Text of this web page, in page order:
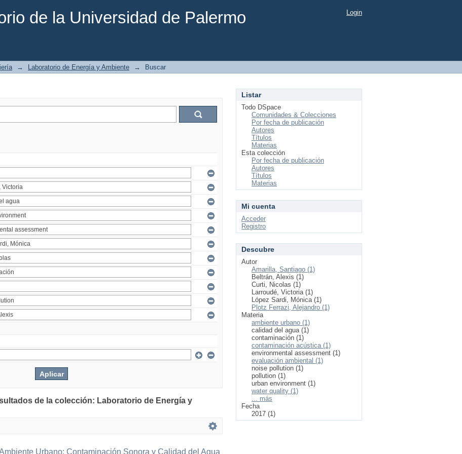
de la Universidad de Palermo Login
→ Laboratorio de Energía y Ambiente → Buscar
de la colección: Laboratorio de Energía y
Urbano: Contaminación Sonora y Calidad del Agua
Listar
Todo DSpace
Comunidades & Colecciones
Por fecha de publicación
Autores
Títulos
Materias
Esta colección
Por fecha de publicación
Autores
Títulos
Materias
Mi cuenta
Acceder
Registro
Descubre
Autor
Amarilla, Santiago (1)
Beltrán, Alexis (1)
Curti, Nicolas (1)
Larroudé, Victoria (1)
López Sardi, Mónica (1)
Plotz Ferrazi, Alejandro (1)
Materia
ambiente urbano (1)
calidad del agua (1)
contaminación (1)
contaminación acústica (1)
environmental assessment (1)
evaluación ambiental (1)
noise pollution (1)
pollution (1)
urban environment (1)
water quality (1)
... más
Fecha
2017 (1)